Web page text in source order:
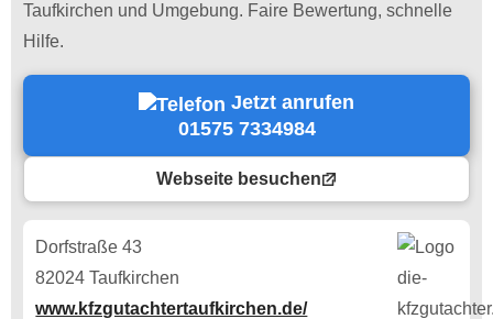
Taufkirchen und Umgebung. Faire Bewertung, schnelle
Hilfe.
Jetzt anrufen
01575 7334984
Webseite besuchen
Dorfstraße 43
82024 Taufkirchen
www.kfzgutachtertaufkirchen.de/